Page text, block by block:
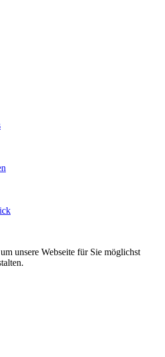
unsere Webseite für Sie möglichst